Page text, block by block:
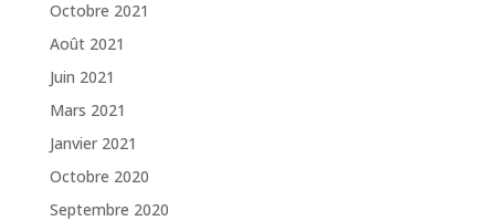
Octobre 2021
Août 2021
Juin 2021
Mars 2021
Janvier 2021
Octobre 2020
Septembre 2020